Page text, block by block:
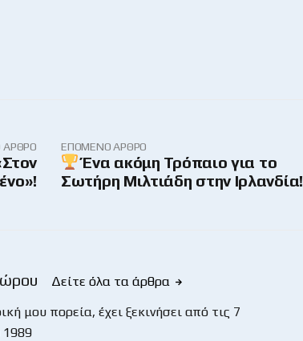
ΕΠΌΜΕΝΟ ΆΡΘΡΟ
Ένα ακόμη Τρόπαιο για το
Σωτήρη Μιλτιάδη στην Ιρλανδία!
Δείτε όλα τα άρθρα
μου πορεία, έχει ξεκινήσει από τις 7
1989